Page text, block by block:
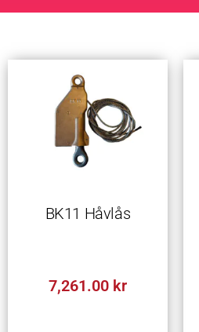
BK11 Håvlås
7,261.00 kr